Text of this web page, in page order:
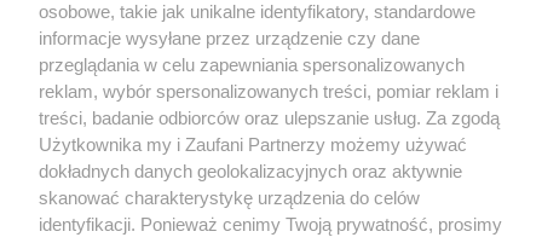
Regulamin konkursów
śniadaniówka "Hej
Szczecin! Jest piątek!"
Partnerzy
Praca Szczecin
osobowe, takie jak unikalne identyfikatory, standardowe
informacje wysyłane przez urządzenie czy dane
przeglądania w celu zapewniania spersonalizowanych
reklam, wybór spersonalizowanych treści, pomiar reklam i
treści, badanie odbiorców oraz ulepszanie usług. Za zgodą
Użytkownika my i Zaufani Partnerzy możemy używać
dokładnych danych geolokalizacyjnych oraz aktywnie
skanować charakterystykę urządzenia do celów
identyfikacji. Ponieważ cenimy Twoją prywatność, prosimy